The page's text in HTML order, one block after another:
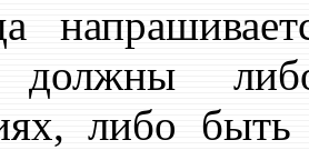
должны
либо